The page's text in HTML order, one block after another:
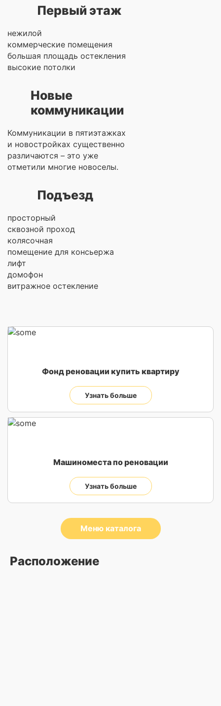
Первый этаж
нежилой
коммерческие помещения
большая площадь остекления
высокие потолки
Новые
коммуникации
Коммуникации в пятиэтажках
и новостройках существенно
различаются – это уже
отметили многие новоселы.
Подъезд
просторный
сквозной проход
колясочная
помещение для консьержа
лифт
домофон
витражное остекление
Фонд реновации купить квартиру
Узнать больше
Машиноместа по реновации
Узнать больше
Меню каталога
Расположение